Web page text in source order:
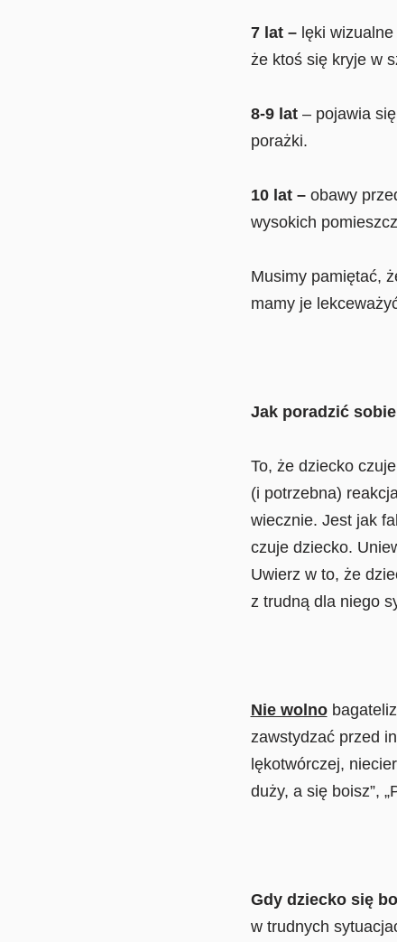
7 lat – lęki
że ktoś się kryje w
8-9 lat– pojawia się
porażki.
10 lat – obawy
wysokich
Musimy pamiętać,
mamy je
Jak poradzić
To, że dziecko
(i potrzebna)
wiecznie. Jest jak
czuje dziecko.
Uwierz w to, że
z trudną dla niego
Nie wolno
zawstydzać przed
lękotwórczej,
duży, a się boisz”,
Gdy dziecko się
w trudnych